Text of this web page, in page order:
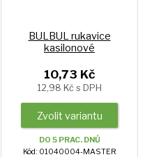
BULBUL rukavice
kasilonové
10,73 Kč
12,98 Kč s DPH
Zvolit variantu
DO 5 PRAC. DNŮ
Kód: 01040004-MASTER